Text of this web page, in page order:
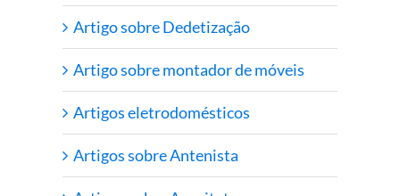
Artigo sobre Dedetização
Artigo sobre montador de móveis
Artigos eletrodomésticos
Artigos sobre Antenista